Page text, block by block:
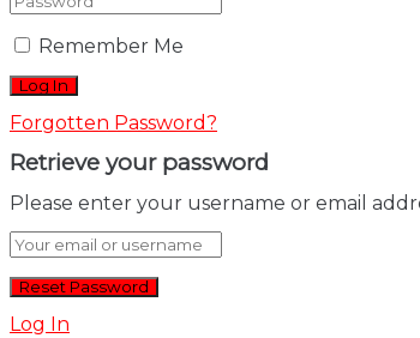
Remember Me
Forgotten Password?
Retrieve your password
Please enter your username or email
Log In